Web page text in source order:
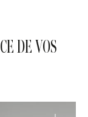
DE VOS